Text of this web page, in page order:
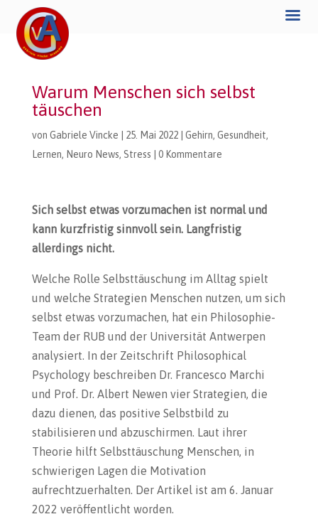
Warum Menschen sich selbst
täuschen
von Gabriele Vincke 25. Mai 2022| Gehirn, Gesundheit,
Lernen, Neuro News, Stress 0 Kommentare
Sich selbst etwas vorzumachen ist normal und
kann kurzfristig sinnvoll sein. Langfristig
allerdings nicht.
Welche Rolle Selbsttäuschung im Alltag spielt
und welche Strategien Menschen nutzen, um sich
selbst etwas vorzumachen, hat ein Philosophie-
Team der RUB und der Universität Antwerpen
analysiert. In der Zeitschrift Philosophical
Psychology beschreiben Dr. Francesco Marchi
und Prof. Dr. Albert Newen vier Strategien, die
dazu dienen, das positive Selbstbild zu
stabilisieren und abzuschirmen. Laut ihrer
Theorie hilft Selbsttäuschung Menschen, in
schwierigen Lagen die Motivation
aufrechtzuerhalten. Der Artikel ist am 6. Januar
2022 veröffentlicht worden.